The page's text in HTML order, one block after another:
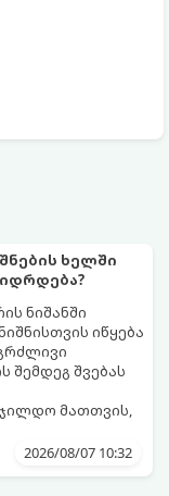
ხელში
ნიშანში
იწყება
შემდეგ შვებას
ჯილდო მათთვის,
მიუხედავად წინ
2026/08/07 10:32